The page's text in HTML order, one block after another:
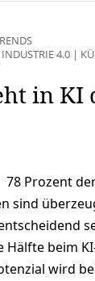
INDUSTRIE 4.0 |
in KI
78 Prozent
sind
beim
wird